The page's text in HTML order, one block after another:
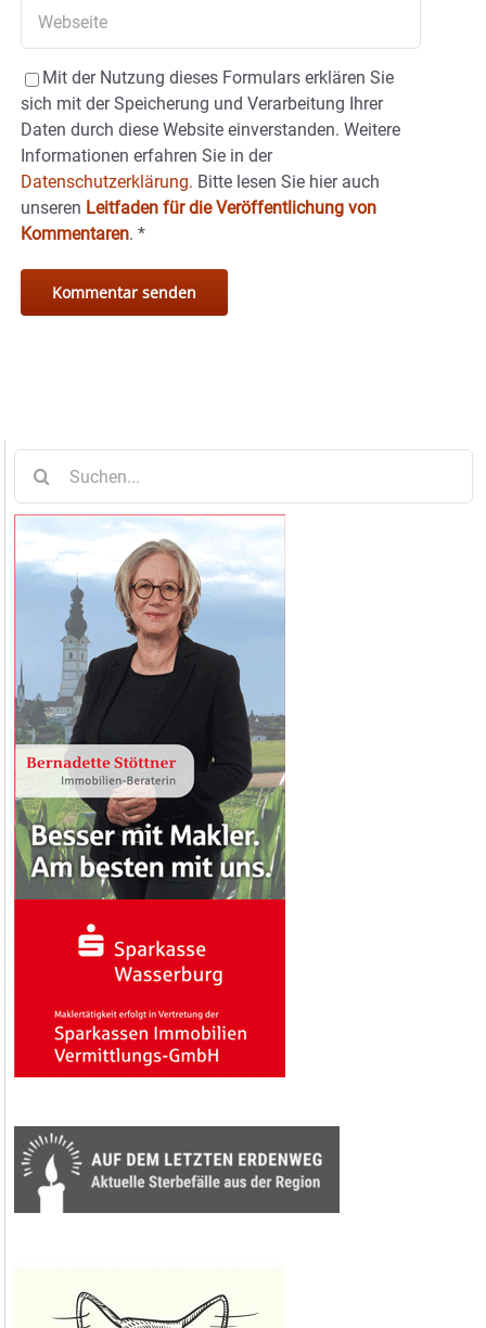
Mit der Nutzung dieses Formulars erklären Sie
sich mit der Speicherung und Verarbeitung Ihrer
Daten durch diese Website einverstanden. Weitere
Informationen erfahren Sie in der
Datenschutzerklärung. Bitte lesen Sie hier auch
unseren Leitfaden für die Veröffentlichung von
Kommentaren. *
nach: